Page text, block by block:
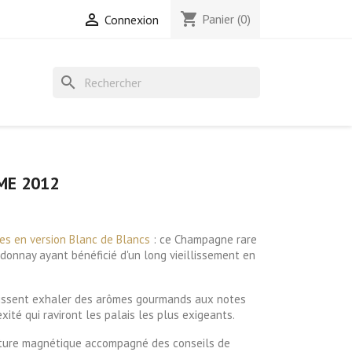
 Connexion shopping_cart Panier (0)
search
2012
en version Blanc de Blancs : ce Champagne rare
ayant bénéficié d'un long vieillissement en
exhaler des arômes gourmands aux notes
qui raviront les palais les plus exigeants.
magnétique accompagné des conseils de